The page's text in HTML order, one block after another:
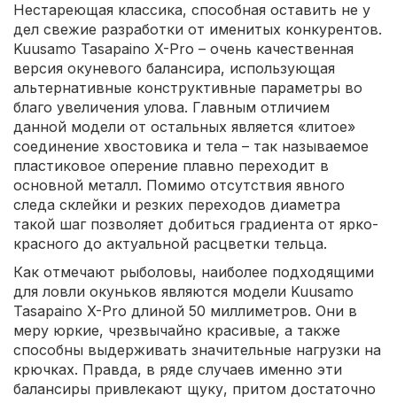
Нестареющая классика, способная оставить не у
дел свежие разработки от именитых конкурентов.
Kuusamo Tasapaino X-Pro – очень качественная
версия окуневого балансира, использующая
альтернативные конструктивные параметры во
благо увеличения улова. Главным отличием
данной модели от остальных является «литое»
соединение хвостовика и тела – так называемое
пластиковое оперение плавно переходит в
основной металл. Помимо отсутствия явного
следа склейки и резких переходов диаметра
такой шаг позволяет добиться градиента от ярко-
красного до актуальной расцветки тельца.
Как отмечают рыболовы, наиболее подходящими
для ловли окуньков являются модели Kuusamo
Tasapaino X-Pro длиной 50 миллиметров. Они в
меру юркие, чрезвычайно красивые, а также
способны выдерживать значительные нагрузки на
крючках. Правда, в ряде случаев именно эти
балансиры привлекают щуку, притом достаточно